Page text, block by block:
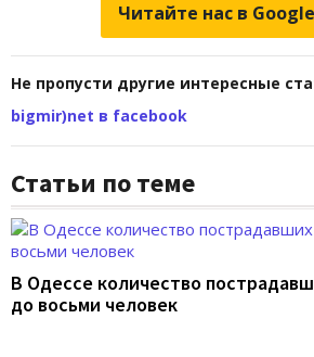
Читайте нас в
Не пропусти другие интересные
bigmir)net в facebook
Статьи по теме
В Одессе количество
до восьми человек